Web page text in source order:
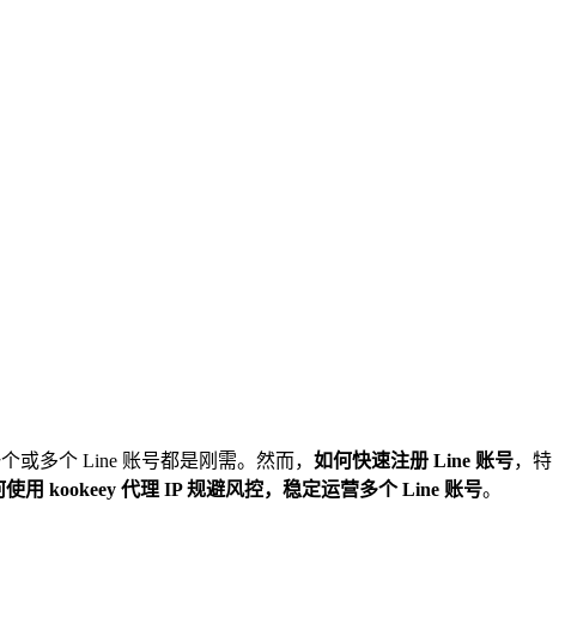
或多个 Line 账号都是刚需。然而， 如何快速注册 Line 账号，特
使用 kookeey 代理 IP 规避风控，稳定运营多个 Line 账号。